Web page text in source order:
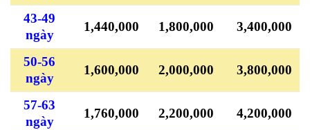
43-49
ngày
1,440,000 1,800,000 3,400,000
50-56
ngày
1,600,000 2,000,000 3,800,000
57-63
ngày
1,760,000 2,200,000 4,200,000